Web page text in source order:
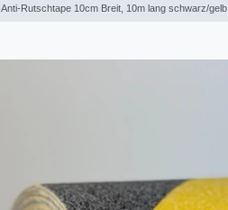
Anti-Rutschtape 10cm Breit, 10m lang schwarz/gelb